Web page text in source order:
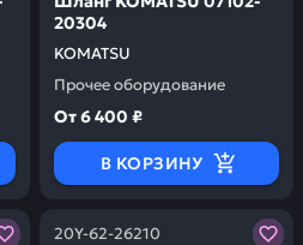
KOMATSU
20304
Прочее оборудование
От6 400 ₽
В КОРЗИНУ
вы получаете гарантию
20Y-62-26210
Заказывая запчасти у